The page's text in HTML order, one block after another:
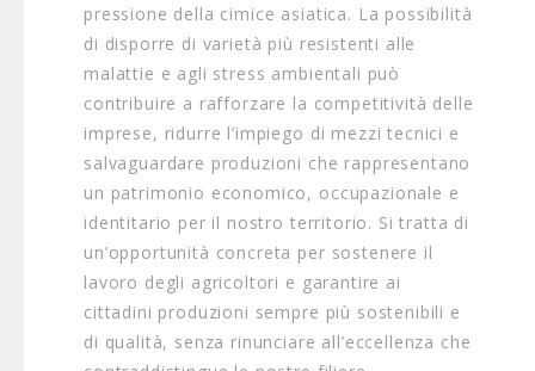
pressione della cimice asiatica. La possibilità
di disporre di varietà più resistenti alle
malattie e agli stress ambientali può
contribuire a rafforzare la competitività delle
imprese, ridurre l’impiego di mezzi tecnici e
salvaguardare produzioni che rappresentano
un patrimonio economico, occupazionale e
identitario per il nostro territorio. Si tratta di
un’opportunità concreta per sostenere il
lavoro degli agricoltori e garantire ai
cittadini produzioni sempre più sostenibili e
di qualità, senza rinunciare all’eccellenza che